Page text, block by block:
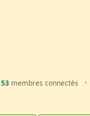
53 membres connectés •